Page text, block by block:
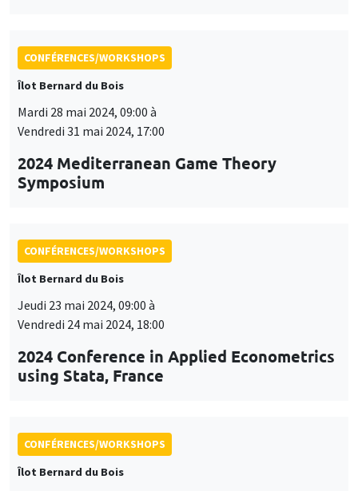
CONFÉRENCES/WORKSHOPS
Îlot Bernard du Bois
Mardi 28 mai 2024, 09:00 à
Vendredi 31 mai 2024, 17:00
2024 Mediterranean Game Theory
Symposium
CONFÉRENCES/WORKSHOPS
Îlot Bernard du Bois
Jeudi 23 mai 2024, 09:00 à
Vendredi 24 mai 2024, 18:00
2024 Conference in Applied Econometrics
using Stata, France
CONFÉRENCES/WORKSHOPS
Îlot Bernard du Bois